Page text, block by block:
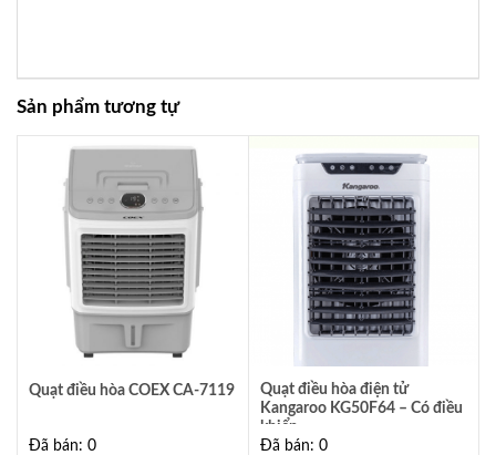
Sản phẩm tương tự
Quạt điều hòa COEX CA-7119
Đã bán: 0
Quạt điều hòa điện tử
Kangaroo KG50F64 – Có điều
khiển
Đã bán: 0